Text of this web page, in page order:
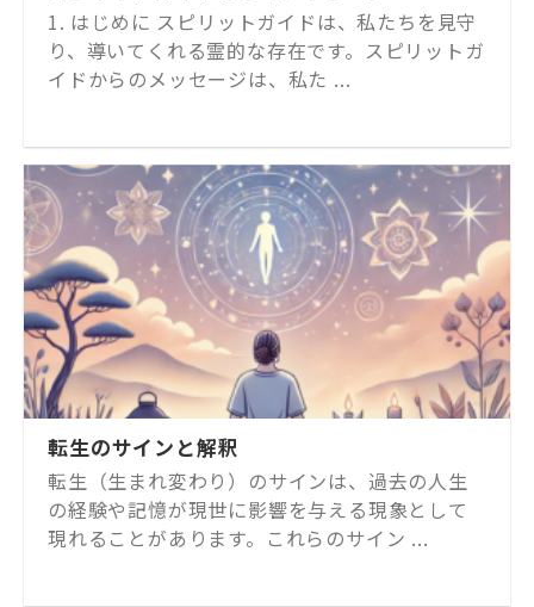
1. はじめに スピリットガイドは、私たちを見守
り、導いてくれる霊的な存在です。スピリットガ
イドからのメッセージは、私た ...
転生のサインと解釈
転生（生まれ変わり）のサインは、過去の人生
の経験や記憶が現世に影響を与える現象として
現れることがあります。これらのサイン ...